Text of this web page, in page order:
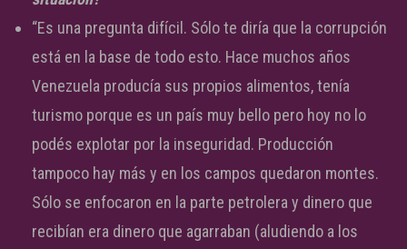
“Es una pregunta difícil. Sólo te diría que la corrupción
está en la base de todo esto. Hace muchos años
Venezuela producía sus propios alimentos, tenía
turismo porque es un país muy bello pero hoy no lo
podés explotar por la inseguridad. Producción
tampoco hay más y en los campos quedaron montes.
Sólo se enfocaron en la parte petrolera y dinero que
recibían era dinero que agarraban (aludiendo a los